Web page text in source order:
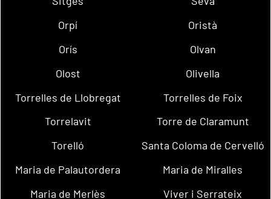
Orpí
Oristà
Orís
Olvan
Olost
Olivella
Torrelles de Llobregat
Torrelles de Foix
Torrelavit
Torre de Claramunt
Torelló
Santa Coloma de Cervelló
Maria de Palautordera
Maria de Miralles
Maria de Merlès
Viver i Serrateix